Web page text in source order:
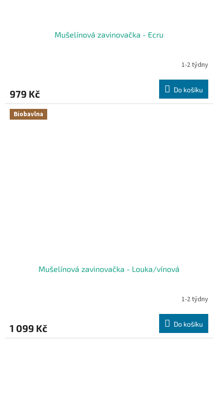
Mušelínová zavinovačka - Ecru
1-2 týdny
979 Kč Do košíku
Biobavlna
Mušelínová zavinovačka - Louka/vínová
1-2 týdny
1 099 Kč Do košíku